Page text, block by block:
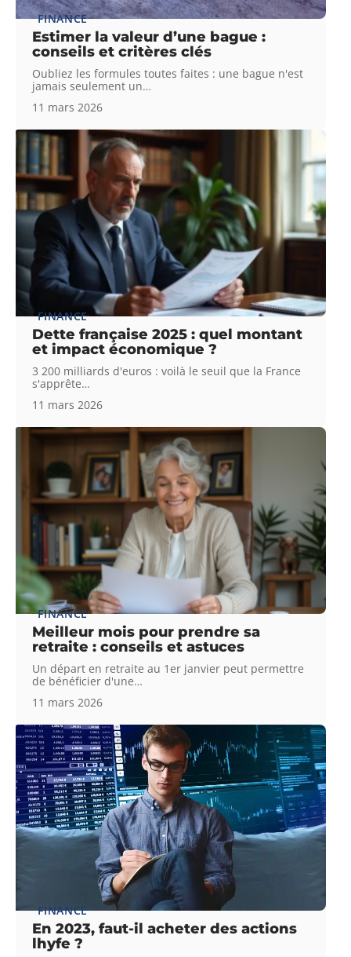
FINANCE
Estimer la valeur d’une bague :
conseils et critères clés
Oubliez les formules toutes faites : une bague n'est
jamais seulement un…
11 mars 2026
FINANCE
Dette française 2025 : quel montant
et impact économique ?
3 200 milliards d'euros : voilà le seuil que la France
s'apprête…
11 mars 2026
FINANCE
Meilleur mois pour prendre sa
retraite : conseils et astuces
Un départ en retraite au 1er janvier peut permettre
de bénéficier d'une…
11 mars 2026
FINANCE
En 2023, faut-il acheter des actions
lhyfe ?